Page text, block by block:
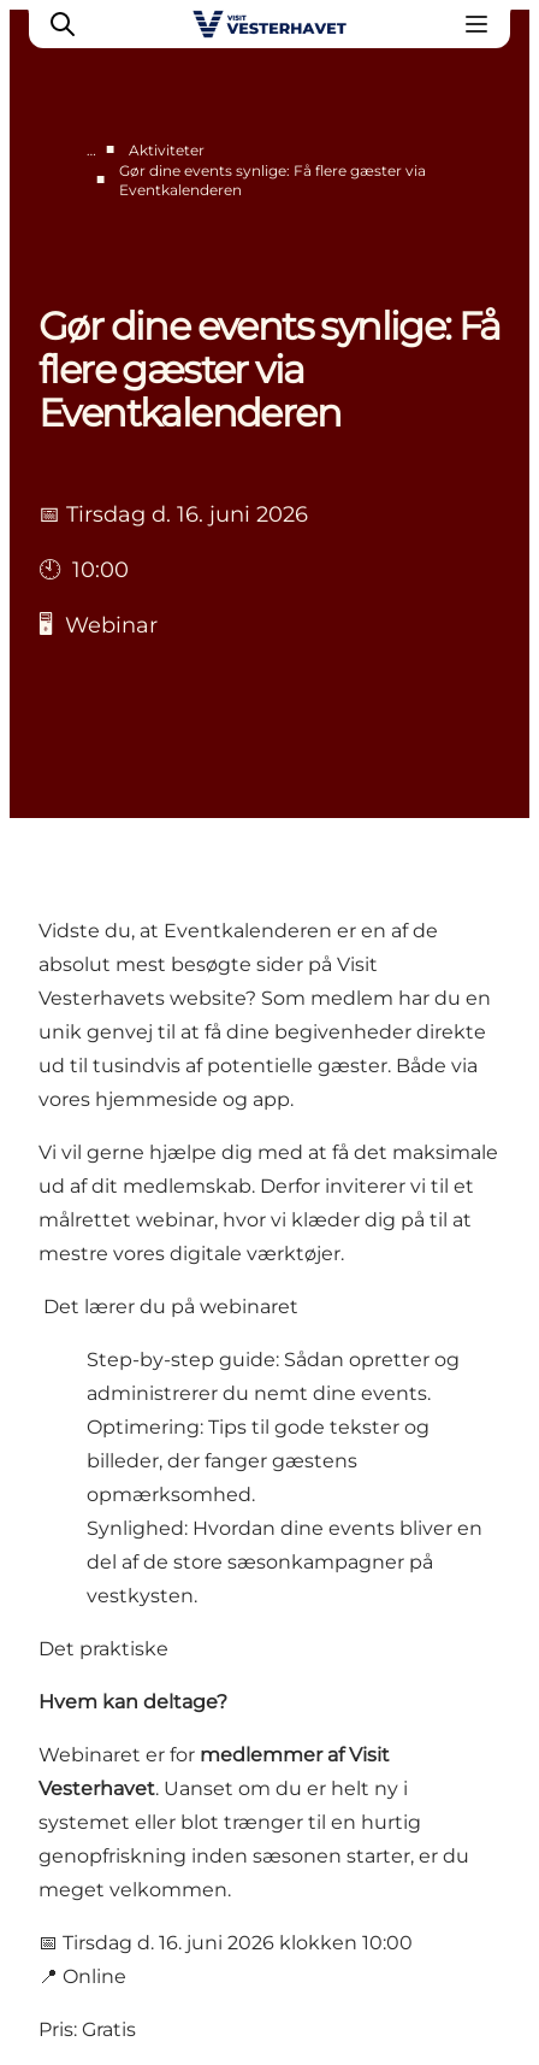
Erhverv
Medlemskab
Nyheder
Om os
… ■
Aktiviteter
■
Gør dine events synlige: Få flere gæster via
Eventkalenderen
Gør dine events synlige: Få
flere gæster via
Eventkalenderen
📅 Tirsdag d. 16. juni 2026
🕙 10:00
🖥️ Webinar
Vidste du, at Eventkalenderen er en af de
absolut mest besøgte sider på Visit
Vesterhavets website? Som medlem har du en
unik genvej til at få dine begivenheder direkte
ud til tusindvis af potentielle gæster. Både via
vores hjemmeside og app.
Vi vil gerne hjælpe dig med at få det maksimale
ud af dit medlemskab. Derfor inviterer vi til et
målrettet webinar, hvor vi klæder dig på til at
mestre vores digitale værktøjer.
Det lærer du på webinaret
Step-by-step guide: Sådan opretter og
administrerer du nemt dine events.
Optimering: Tips til gode tekster og
billeder, der fanger gæstens
opmærksomhed.
Synlighed: Hvordan dine events bliver en
del af de store sæsonkampagner på
vestkysten.
Det praktiske
Hvem kan deltage?
Webinaret er for medlemmer af Visit
Vesterhavet. Uanset om du er helt ny i
systemet eller blot trænger til en hurtig
genopfriskning inden sæsonen starter, er du
meget velkommen.
📅 Tirsdag d. 16. juni 2026 klokken 10:00
📍 Online
Pris: Gratis